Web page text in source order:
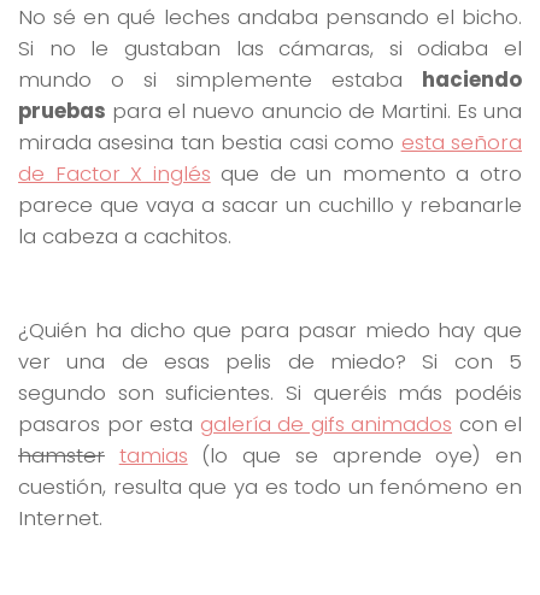
No sé en qué leches andaba pensando el bicho.
Si no le gustaban las cámaras, si odiaba el
mundo o si simplemente estaba haciendo
pruebas para el nuevo anuncio de Martini. Es una
mirada asesina tan bestia casi como esta señora
de Factor X inglés que de un momento a otro
parece que vaya a sacar un cuchillo y rebanarle
la cabeza a cachitos.
¿Quién ha dicho que para pasar miedo hay que
ver una de esas pelis de miedo? Si con 5
segundo son suficientes. Si queréis más podéis
pasaros por esta galería de gifs animados con el
hamster tamias (lo que se aprende oye) en
cuestión, resulta que ya es todo un fenómeno en
Internet.